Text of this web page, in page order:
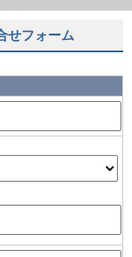
せフォーム